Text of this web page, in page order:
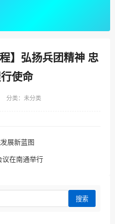
】弘扬兵团精神 忠
使命
分类：未分类
展新蓝图
议在南通举行
搜索